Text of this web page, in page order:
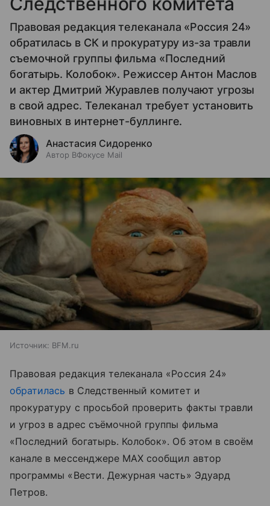
Правовая редакция телеканала «Россия 24»
обратилась в СК и прокуратуру из-за травли
съемочной группы фильма «Последний
богатырь. Колобок». Режиссер Антон Маслов
и актер Дмитрий Журавлев получают угрозы
в свой адрес. Телеканал требует установить
виновных в интернет-буллинге.
Анастасия Сидоренко
Автор ВФокусе Mail
Источник: BFM.ru
Правовая редакция телеканала «Россия 24»
обратилась в Следственный комитет и
прокуратуру с просьбой проверить факты травли
и угроз в адрес съёмочной группы фильма
«Последний богатырь. Колобок». Об этом в своём
канале в мессенджере MAX сообщил автор
программы «Вести. Дежурная часть» Эдуард
Петров.